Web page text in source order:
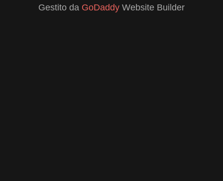
Gestito da GoDaddy Website Builder